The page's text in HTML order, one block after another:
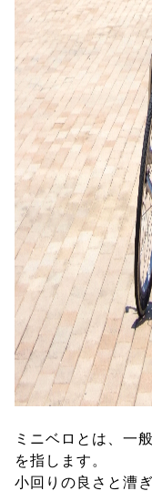
ミニベロとは、一
を指します。
小回りの良さと漕